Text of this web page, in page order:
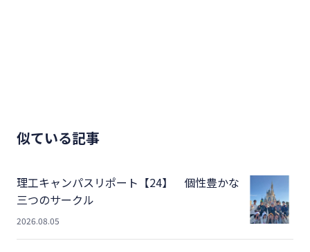
似ている記事
理工キャンパスリポート【24】 個性豊かな
三つのサークル
2026.08.05